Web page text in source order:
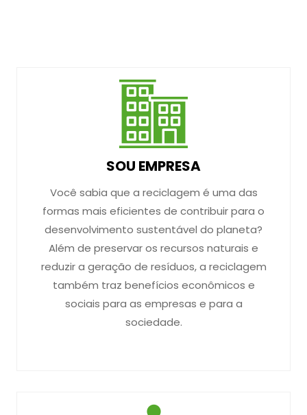
SOU EMPRESA
Você sabia que a reciclagem é uma das
formas mais eficientes de contribuir para o
desenvolvimento sustentável do planeta?
Além de preservar os recursos naturais e
reduzir a geração de resíduos, a reciclagem
também traz benefícios econômicos e
sociais para as empresas e para a
sociedade.